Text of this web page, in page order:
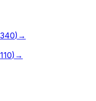
) →
) →